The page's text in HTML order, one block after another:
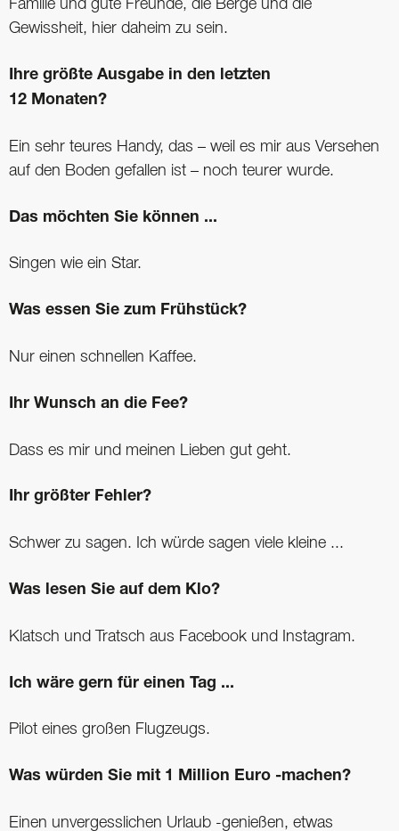
Familie und gute Freunde, die Berge und die
Gewissheit, hier daheim zu sein.
Ihre größte Ausgabe in den letzten
12 Monaten?
Ein sehr teures Handy, das – weil es mir aus Versehen
auf den Boden gefallen ist – noch teurer wurde.
Das möchten Sie können ...
Singen wie ein Star.
Was essen Sie zum Frühstück?
Nur einen schnellen Kaffee.
Ihr Wunsch an die Fee?
Dass es mir und meinen Lieben gut geht.
Ihr größter Fehler?
Schwer zu sagen. Ich würde sagen viele kleine ...
Was lesen Sie auf dem Klo?
Klatsch und Tratsch aus Facebook und Instagram.
Ich wäre gern für einen Tag ...
Pilot eines großen Flugzeugs.
Was würden Sie mit 1 Million Euro -machen?
Einen unvergesslichen Urlaub -genießen, etwas